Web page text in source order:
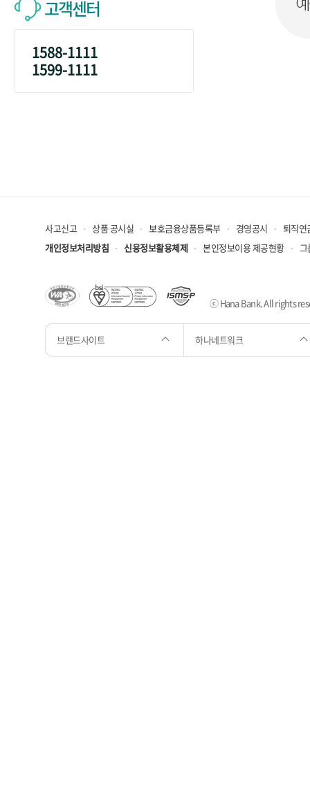
고객센터
1588-1111
1599-1111
사고신고 상품 공시실 보호금융상품등록부 경영공시
퇴직연
개인정보처리방침
신용정보활용체제 본인정보이용 제공현황 그
ⓒ Hana Bank. All rights
브랜드사이트 하나네트워크